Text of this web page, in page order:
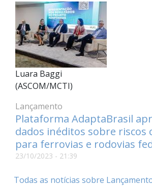
Luara Baggi
(ASCOM/MCTI)
Lançamento
Plataforma AdaptaBrasil
dados inéditos sobre riscos
para ferrovias e rodovias
23/10/2023 - 21:39
Todas as notícias sobre